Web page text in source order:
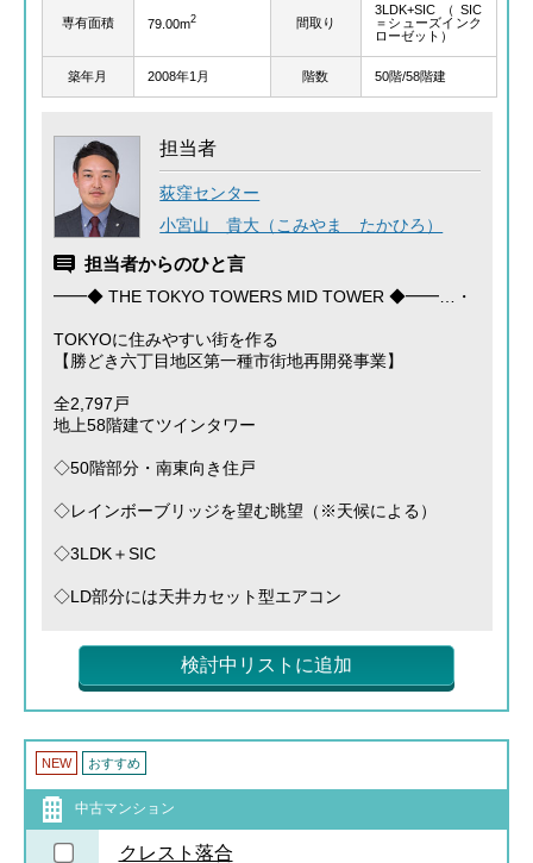
専有面積 79.00m2 間取り
3LDK+SIC（SIC
＝シューズインク
ローゼット）
築年月 2008年1月 階数 50階/58階建
担当者
荻窪センター
小宮山 貴大（こみやま たかひろ）
担当者からのひと言
━━◆ THE TOKYO TOWERS MID TOWER ◆━━…・
TOKYOに住みやすい街を作る
【勝どき六丁目地区第一種市街地再開発事業】
全2,797戸
地上58階建てツインタワー
◇50階部分・南東向き住戸
◇レインボーブリッジを望む眺望（※天候による）
◇3LDK＋SIC
◇LD部分には天井カセット型エアコン
検討中リストに追加
NEW おすすめ
中古マンション
クレスト落合